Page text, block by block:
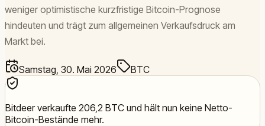
weniger optimistische kurzfristige Bitcoin-Prognose
hindeuten und trägt zum allgemeinen Verkaufsdruck am
Markt bei.
Samstag, 30. Mai 2026 BTC
Bitdeer verkaufte 206,2 BTC und hält nun keine Netto-
Bitcoin-Bestände mehr.